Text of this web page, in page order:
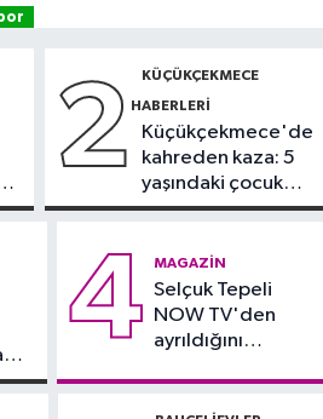
forma sponsoru
Haberleri
özendirdi,
açıklandı
2 KÜÇÜKÇEKMECE
HABERLERI
Küçükçekmece'de
kahreden kaza: 5
yaşındaki çocuk
yoğun bakımda
4 MAGAZIN
Selçuk Tepeli
NOW TV'den
ayrıldığını